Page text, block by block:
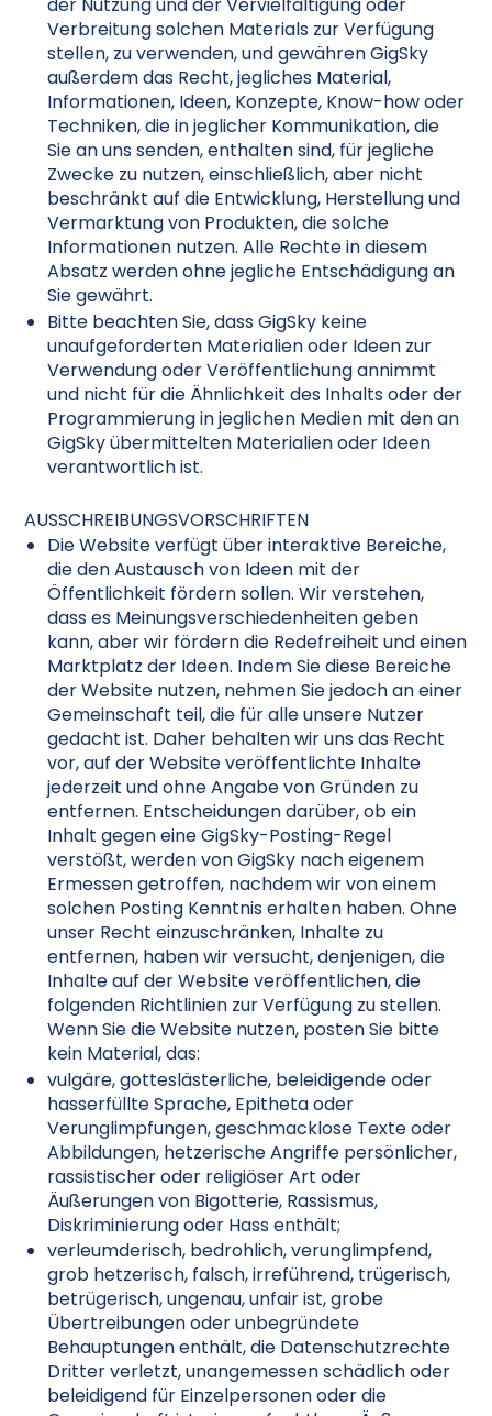
Verbreitung solchen Materials zur Verfügung
stellen, zu verwenden, und gewähren GigSky
außerdem das Recht, jegliches Material,
Informationen, Ideen, Konzepte, Know-how oder
Techniken, die in jeglicher Kommunikation, die
Sie an uns senden, enthalten sind, für jegliche
Zwecke zu nutzen, einschließlich, aber nicht
beschränkt auf die Entwicklung, Herstellung und
Vermarktung von Produkten, die solche
Informationen nutzen. Alle Rechte in diesem
Absatz werden ohne jegliche Entschädigung an
Sie gewährt.
Bitte beachten Sie, dass GigSky keine
unaufgeforderten Materialien oder Ideen zur
Verwendung oder Veröffentlichung annimmt
und nicht für die Ähnlichkeit des Inhalts oder der
Programmierung in jeglichen Medien mit den an
GigSky übermittelten Materialien oder Ideen
verantwortlich ist.
AUSSCHREIBUNGSVORSCHRIFTEN
Die Website verfügt über interaktive Bereiche,
die den Austausch von Ideen mit der
Öffentlichkeit fördern sollen. Wir verstehen,
dass es Meinungsverschiedenheiten geben
kann, aber wir fördern die Redefreiheit und einen
Marktplatz der Ideen. Indem Sie diese Bereiche
der Website nutzen, nehmen Sie jedoch an einer
Gemeinschaft teil, die für alle unsere Nutzer
gedacht ist. Daher behalten wir uns das Recht
vor, auf der Website veröffentlichte Inhalte
jederzeit und ohne Angabe von Gründen zu
entfernen. Entscheidungen darüber, ob ein
Inhalt gegen eine GigSky-Posting-Regel
verstößt, werden von GigSky nach eigenem
Ermessen getroffen, nachdem wir von einem
solchen Posting Kenntnis erhalten haben. Ohne
unser Recht einzuschränken, Inhalte zu
entfernen, haben wir versucht, denjenigen, die
Inhalte auf der Website veröffentlichen, die
folgenden Richtlinien zur Verfügung zu stellen.
Wenn Sie die Website nutzen, posten Sie bitte
kein Material, das:
vulgäre, gotteslästerliche, beleidigende oder
hasserfüllte Sprache, Epitheta oder
Verunglimpfungen, geschmacklose Texte oder
Abbildungen, hetzerische Angriffe persönlicher,
rassistischer oder religiöser Art oder
Äußerungen von Bigotterie, Rassismus,
Diskriminierung oder Hass enthält;
verleumderisch, bedrohlich, verunglimpfend,
grob hetzerisch, falsch, irreführend, trügerisch,
betrügerisch, ungenau, unfair ist, grobe
Übertreibungen oder unbegründete
Behauptungen enthält, die Datenschutzrechte
Dritter verletzt, unangemessen schädlich oder
beleidigend für Einzelpersonen oder die